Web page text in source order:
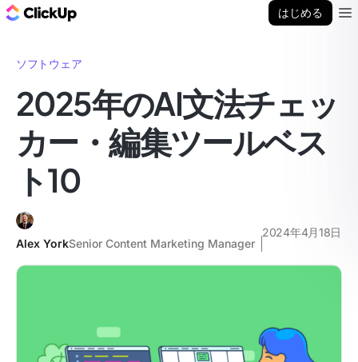
はじめる
ソフトウェア
2025年のAI文法チェッ
カー・編集ツールベス
ト10
Alex YorkSenior Content Marketing Manager
2024年4月18日